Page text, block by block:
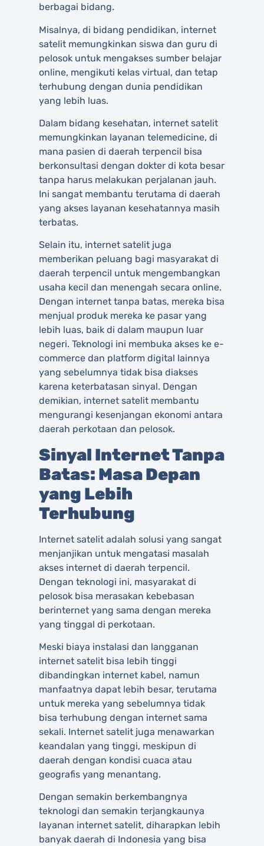
berbagai bidang.
Misalnya, di bidang pendidikan, internet
satelit memungkinkan siswa dan guru di
pelosok untuk mengakses sumber belajar
online, mengikuti kelas virtual, dan tetap
terhubung dengan dunia pendidikan
yang lebih luas.
Dalam bidang kesehatan, internet satelit
memungkinkan layanan telemedicine, di
mana pasien di daerah terpencil bisa
berkonsultasi dengan dokter di kota besar
tanpa harus melakukan perjalanan jauh.
Ini sangat membantu terutama di daerah
yang akses layanan kesehatannya masih
terbatas.
Selain itu, internet satelit juga
memberikan peluang bagi masyarakat di
daerah terpencil untuk mengembangkan
usaha kecil dan menengah secara online.
Dengan internet tanpa batas, mereka bisa
menjual produk mereka ke pasar yang
lebih luas, baik di dalam maupun luar
negeri. Teknologi ini membuka akses ke e-
commerce dan platform digital lainnya
yang sebelumnya tidak bisa diakses
karena keterbatasan sinyal. Dengan
demikian, internet satelit membantu
mengurangi kesenjangan ekonomi antara
daerah perkotaan dan pelosok.
Sinyal Internet Tanpa
Batas: Masa Depan
yang Lebih
Terhubung
Internet satelit adalah solusi yang sangat
menjanjikan untuk mengatasi masalah
akses internet di daerah terpencil.
Dengan teknologi ini, masyarakat di
pelosok bisa merasakan kebebasan
berinternet yang sama dengan mereka
yang tinggal di perkotaan.
Meski biaya instalasi dan langganan
internet satelit bisa lebih tinggi
dibandingkan internet kabel, namun
manfaatnya dapat lebih besar, terutama
untuk mereka yang sebelumnya tidak
bisa terhubung dengan internet sama
sekali. Internet satelit juga menawarkan
keandalan yang tinggi, meskipun di
daerah dengan kondisi cuaca atau
geografis yang menantang.
Dengan semakin berkembangnya
teknologi dan semakin terjangkaunya
layanan internet satelit, diharapkan lebih
banyak daerah di Indonesia yang bisa